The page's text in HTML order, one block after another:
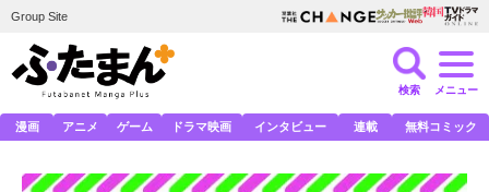
Group Site
検索 メニュー
漫画 アニメ ゲーム ドラマ映画 インタビュー 連載 無料コミック